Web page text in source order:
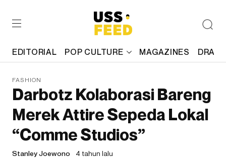
EDITORIAL POP CULTURE MAGAZINES
FASHION
Darbotz Kolaborasi Bareng
Merek Attire Sepeda Lokal
“Comme Studios”
Stanley Joewono 4 tahun lalu